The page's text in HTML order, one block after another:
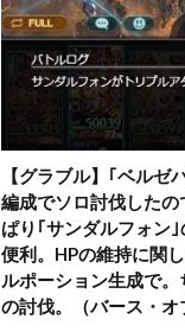
【グラブル】｢ベルゼ
編成でソロ討伐した
ぱり｢サンダルフォン
便利。HPの維持に関
ルポーション生成で
の討伐。（バース・オ